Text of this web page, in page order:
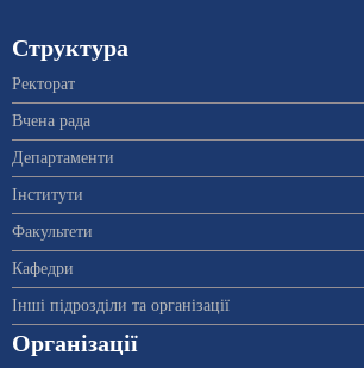
Структура
Ректорат
Вчена рада
Департаменти
Інститути
Факультети
Кафедри
Інші підрозділи та організації
Організації